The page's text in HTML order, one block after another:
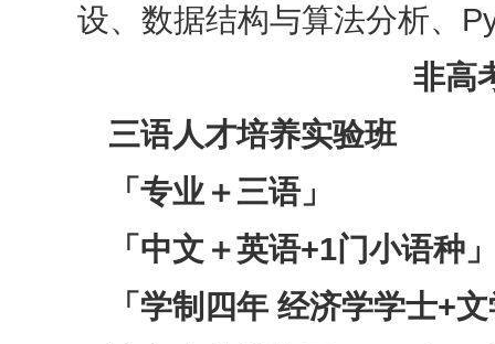
设、数据结构与算法分析、
非高
三语人才培养实验班
「专业＋三语」
「中文＋英语+1门小语种
「学制四年 经济学学士+